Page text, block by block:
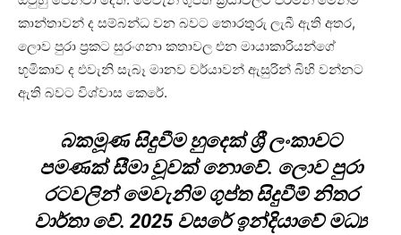
කාන්තාවන් ද සම්බන්ධ වන බවට තොරතුරු ලැබී ඇති අතර,
ලොව පුරා ප්‍රකට සුරංගනා කතාවල එන මායාකාරියන්ගේ
භූමිකාව ද එවැනි සැබෑ මානව චර්යාවන් ඇසුරින් බිහි වන්නට
ඇති බවට විශ්වාස කෙරේ.
බකමූණ සිදුවීම හුදෙක් ශ්‍රී ලංකාවට
පමණක් සීමා වූවක් නොවේ. ලොව පුරා
රටවලින් මෙවැනිම ගුප්ත සිදුවීම් නිතර
වාර්තා වේ. 2025 වසරේ ඉන්දියාවේ මධ්‍ය